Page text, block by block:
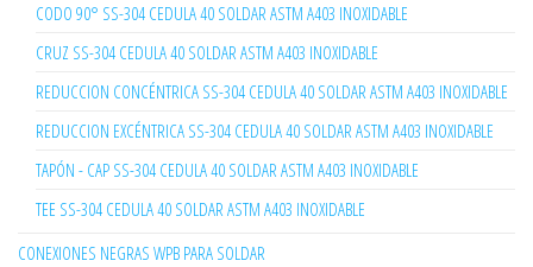
CODO 90° SS-304 CEDULA 40 SOLDAR ASTM A403 INOXIDABLE
CRUZ SS-304 CEDULA 40 SOLDAR ASTM A403 INOXIDABLE
REDUCCION CONCÉNTRICA SS-304 CEDULA 40 SOLDAR ASTM A403 INOXIDABLE
REDUCCION EXCÉNTRICA SS-304 CEDULA 40 SOLDAR ASTM A403 INOXIDABLE
TAPÓN - CAP SS-304 CEDULA 40 SOLDAR ASTM A403 INOXIDABLE
TEE SS-304 CEDULA 40 SOLDAR ASTM A403 INOXIDABLE
CONEXIONES NEGRAS WPB PARA SOLDAR